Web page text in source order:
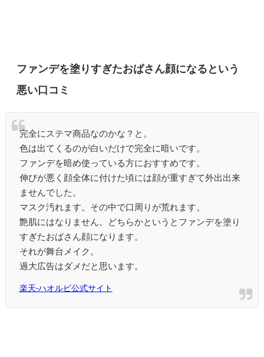
ファンデを塗りすぎたおばさん顔になるという
悪い口コミ
完全にステマ商品なのかな？と。
色は出てくるのが白いだけで完全に暗いです。
ファンデを暗め使っている方におすすめです。
伸びが悪く顔全体に付けた頃には顔が重すぎて外出出来
ませんでした。
マスク汚れます。その中で口周りが荒れます。
艶肌にはなりません。どちらかというとファンデを塗り
すぎたおばさん顔になります。
それが舞台メイク。
過大広告はダメだと思います。
楽天-ハオルビ公式サイト